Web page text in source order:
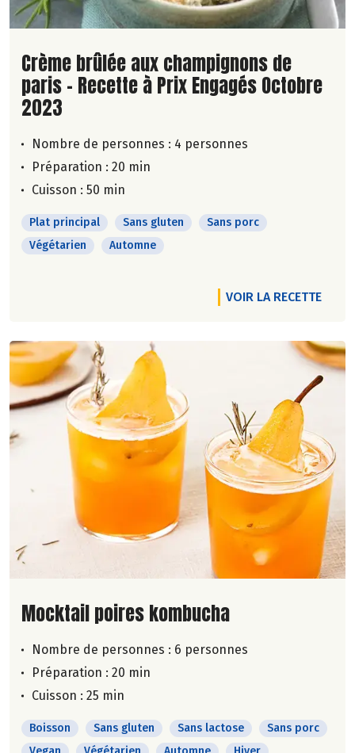
Lire la suite de la recette
Crème brûlée aux champignons de
paris - Recette à Prix Engagés Octobre
2023
Nombre de personnes : 4 personnes
Préparation : 20 min
Cuisson : 50 min
Plat principal Sans gluten
Sans porc
Végétarien
Automne
VOIR LA RECETTE
Lire la suite de la recette
Mocktail poires kombucha
Nombre de personnes : 6 personnes
Préparation : 20 min
Cuisson : 25 min
Boisson Sans gluten Sans lactose
Sans porc